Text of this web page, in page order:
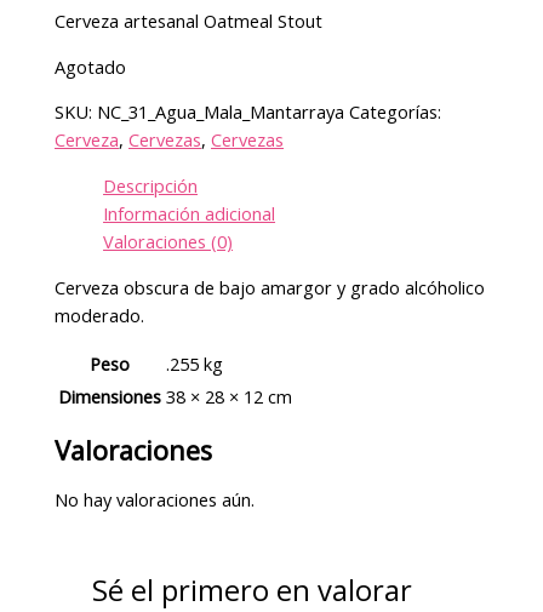
Cerveza artesanal Oatmeal Stout
Agotado
SKU: NC_31_Agua_Mala_Mantarraya Categorías:
Cerveza,Cervezas,Cervezas
Descripción
Información adicional
Valoraciones (0)
Cerveza obscura de bajo amargor y grado alcóholico
moderado.
Peso
.255 kg
Dimensiones 38 × 28 × 12 cm
Valoraciones
No hay valoraciones aún.
Sé el primero en valorar